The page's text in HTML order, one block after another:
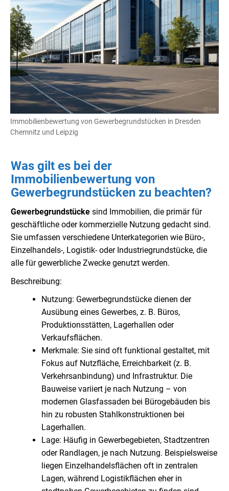
Immobilienbewertung von Gewerbegrundstücken in Dresden
Chemnitz und Leipzig
Was gilt es bei der
Immobilienbewertung von
Gewerbegrundstücken zu beachten?
Gewerbegrundstücke sind Immobilien, die primär für
geschäftliche oder kommerzielle Nutzung gedacht sind.
Sie umfassen verschiedene Unterkategorien wie Büro-,
Einzelhandels-, Logistik- oder Industriegrundstücke, die
alle für gewerbliche Zwecke genutzt werden.
Beschreibung:
Nutzung: Gewerbegrundstücke dienen der
Ausübung eines Gewerbes, z. B. Büros,
Produktionsstätten, Lagerhallen oder
Verkaufsflächen.
Merkmale: Sie sind oft funktional gestaltet, mit
Fokus auf Nutzfläche, Erreichbarkeit (z. B.
Verkehrsanbindung) und Infrastruktur. Die
Bauweise variiert je nach Nutzung – von
modernen Glasfassaden bei Bürogebäuden bis
hin zu robusten Stahlkonstruktionen bei
Lagerhallen.
Lage: Häufig in Gewerbegebieten, Stadtzentren
oder Randlagen, je nach Nutzung. Beispielsweise
liegen Einzelhandelsflächen oft in zentralen
Lagen, während Logistikflächen eher in